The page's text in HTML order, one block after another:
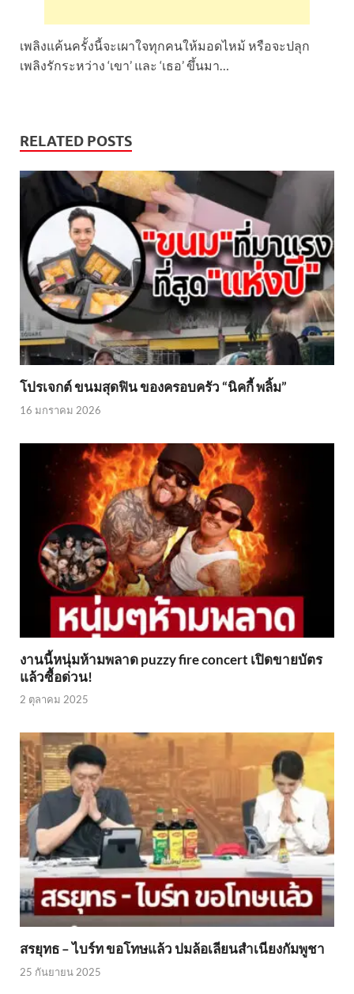
เพลิงแค้นครั้งนี้จะเผาใจทุกคนให้มอดไหม้ หรือจะปลุก
เพลิงรักระหว่าง ‘เขา’ และ ‘เธอ’ ขึ้นมา…
RELATED POSTS
โปรเจกต์ ขนมสุดฟิน ของครอบครัว “นิคกี้ พลิ้ม”
16 มกราคม 2026
งานนี้หนุ่มห้ามพลาด puzzy fire concert เปิดขายบัตร
แล้วซื้อด่วน!
2 ตุลาคม 2025
สรยุทธ – ไบร์ท ขอโทษแล้ว ปมล้อเลียนสำเนียงกัมพูชา
25 กันยายน 2025